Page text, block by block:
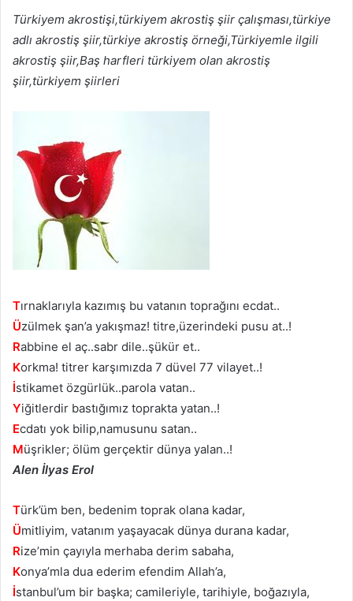
Türkiyem akrostişi,türkiyem akrostiş şiir çalışması,türkiye
adlı akrostiş şiir,türkiye akrostiş örneği,Türkiyemle ilgili
akrostiş şiir,Baş harfleri türkiyem olan akrostiş
şiir,türkiyem şiirleri
Tırnaklarıyla kazımış bu vatanın toprağını ecdat..
Üzülmek şan’a yakışmaz! titre,üzerindeki pusu at..!
Rabbine el aç..sabr dile..şükür et..
Korkma! titrer karşımızda 7 düvel 77 vilayet..!
İstikamet özgürlük..parola vatan..
Yiğitlerdir bastığımız toprakta yatan..!
Ecdatı yok bilip,namusunu satan..
Müşrikler; ölüm gerçektir dünya yalan..!
Alen İlyas Erol
Türk’üm ben, bedenim toprak olana kadar,
Ümitliyim, vatanım yaşayacak dünya durana kadar,
Rize’min çayıyla merhaba derim sabaha,
Konya’mla dua ederim efendim Allah’a,
İstanbul’um bir başka; camileriyle, tarihiyle, boğazıyla,